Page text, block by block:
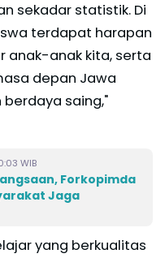
sekadar statistik. Di
terdapat harapan
anak-anak kita, serta
depan Jawa
saing,"
WIB
Forkopimda
Jaga
yang berkualitas